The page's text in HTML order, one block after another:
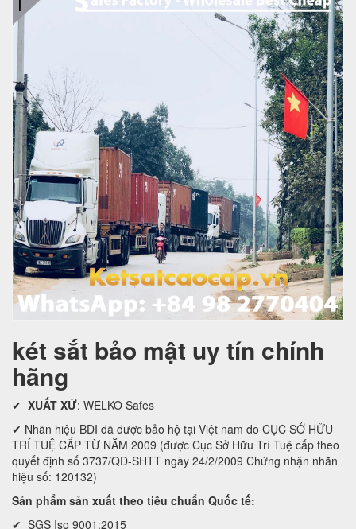
két sắt bảo mật uy tín chính
hãng
✔ XUẤT XỨ: WELKO Safes
✔ Nhãn hiệu BDI đã được bảo hộ tại Việt nam do CỤC SỞ HỮU
TRÍ TUỆ CẤP TỪ NĂM 2009 (được Cục Sở Hữu Trí Tuệ cấp theo
quyết định số 3737/QĐ-SHTT ngày 24/2/2009 Chứng nhận nhãn
hiệu số: 120132)
Sản phẩm sản xuất theo tiêu chuẩn Quốc tế:
✔ SGS Iso 9001:2015